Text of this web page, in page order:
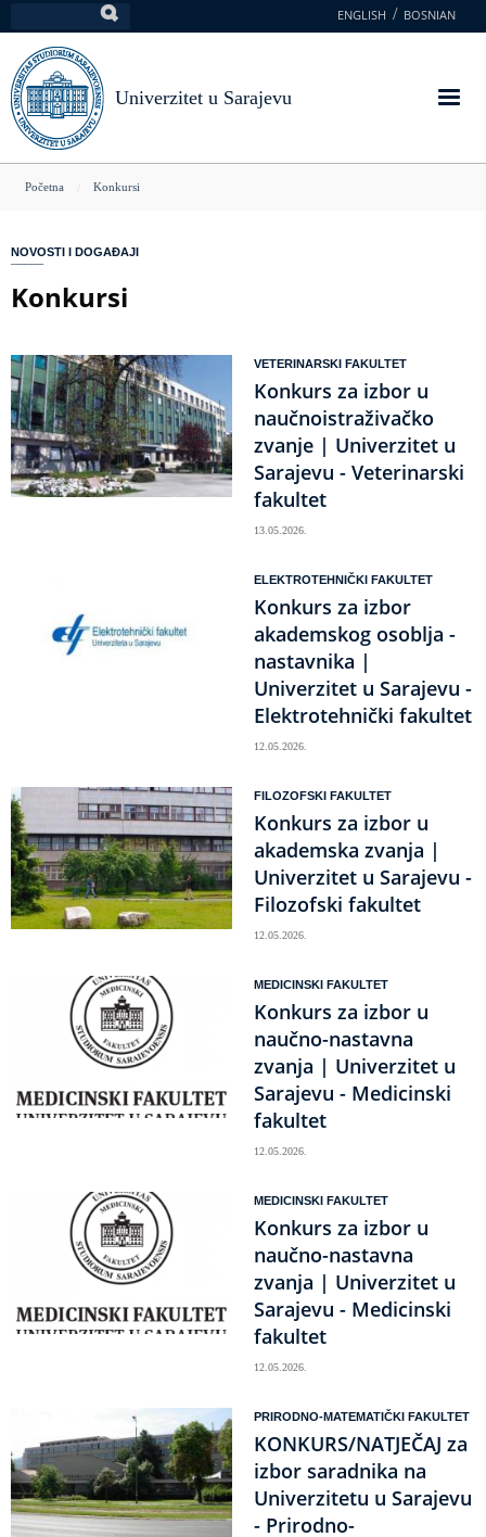
na
glavni
sadržaj
ENGLISH BOSNIAN
Univerzitet u Sarajevu
You
here
Početna Konkursi
NOVOSTI I DOGAĐAJI
Konkursi
VETERINARSKI FAKULTET
Konkurs za izbor u
naučnoistraživačko
zvanje | Univerzitet u
Sarajevu - Veterinarski
fakultet
13.05.2026.
ELEKTROTEHNIČKI FAKULTET
Konkurs za izbor
akademskog osoblja -
nastavnika |
Univerzitet u Sarajevu -
Elektrotehnički fakultet
12.05.2026.
FILOZOFSKI FAKULTET
Konkurs za izbor u
akademska zvanja |
Univerzitet u Sarajevu -
Filozofski fakultet
12.05.2026.
MEDICINSKI FAKULTET
Konkurs za izbor u
naučno-nastavna
zvanja | Univerzitet u
Sarajevu - Medicinski
fakultet
12.05.2026.
MEDICINSKI FAKULTET
Konkurs za izbor u
naučno-nastavna
zvanja | Univerzitet u
Sarajevu - Medicinski
fakultet
12.05.2026.
PRIRODNO-MATEMATIČKI FAKULTET
KONKURS/NATJEČAJ za
izbor saradnika na
Univerzitetu u Sarajevu
- Prirodno-